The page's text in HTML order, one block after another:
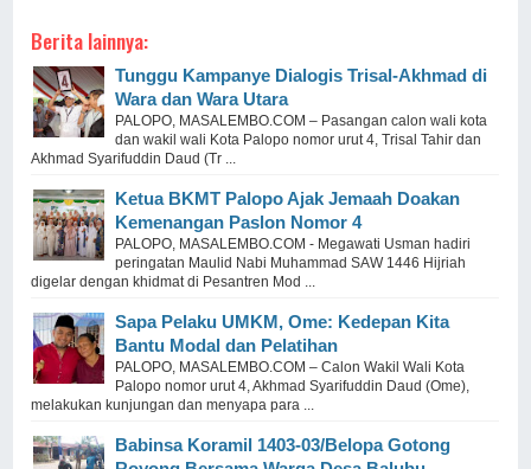
Berita lainnya:
Tunggu Kampanye Dialogis Trisal-Akhmad di
Wara dan Wara Utara
PALOPO, MASALEMBO.COM – Pasangan calon wali kota
dan wakil wali Kota Palopo nomor urut 4, Trisal Tahir dan
Akhmad Syarifuddin Daud (Tr ...
Ketua BKMT Palopo Ajak Jemaah Doakan
Kemenangan Paslon Nomor 4
PALOPO, MASALEMBO.COM - Megawati Usman hadiri
peringatan Maulid Nabi Muhammad SAW 1446 Hijriah
digelar dengan khidmat di Pesantren Mod ...
Sapa Pelaku UMKM, Ome: Kedepan Kita
Bantu Modal dan Pelatihan
PALOPO, MASALEMBO.COM – Calon Wakil Wali Kota
Palopo nomor urut 4, Akhmad Syarifuddin Daud (Ome),
melakukan kunjungan dan menyapa para ...
Babinsa Koramil 1403-03/Belopa Gotong